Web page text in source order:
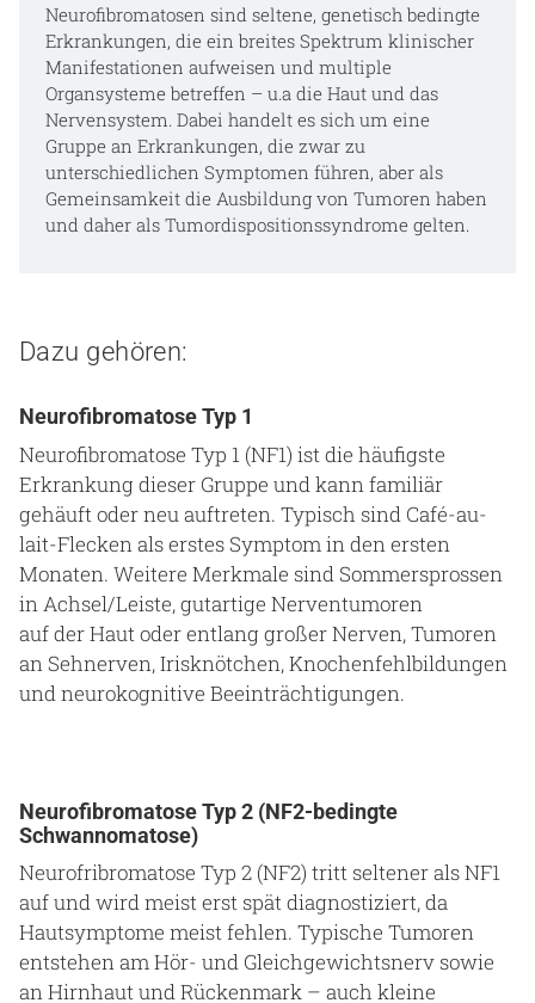
Neurofibromatosen sind seltene, genetisch bedingte
Erkrankungen, die ein breites Spektrum klinischer
Manifestationen aufweisen und multiple
Organsysteme betreffen – u.a die Haut und das
Nervensystem. Dabei handelt es sich um eine
Gruppe an Erkrankungen, die zwar zu
unterschiedlichen Symptomen führen, aber als
Gemeinsamkeit die Ausbildung von Tumoren haben
und daher als Tumordispositionssyndrome gelten.
Dazu gehören:
Neurofibromatose Typ 1
Neurofibromatose Typ 1 (NF1) ist die häufigste
Erkrankung dieser Gruppe und kann familiär
gehäuft oder neu auftreten. Typisch sind Café-au-
lait-Flecken als erstes Symptom in den ersten
Monaten. Weitere Merkmale sind Sommersprossen
in Achsel/Leiste, gutartige Nerventumoren
auf der Haut oder entlang großer Nerven, Tumoren
an Sehnerven, Irisknötchen, Knochenfehlbildungen
und neurokognitive Beeinträchtigungen.
Neurofibromatose Typ 2 (NF2-bedingte
Schwannomatose)
Neurofribromatose Typ 2 (NF2) tritt seltener als NF1
auf und wird meist erst spät diagnostiziert, da
Hautsymptome meist fehlen. Typische Tumoren
entstehen am Hör- und Gleichgewichtsnerv sowie
an Hirnhaut und Rückenmark – auch kleine